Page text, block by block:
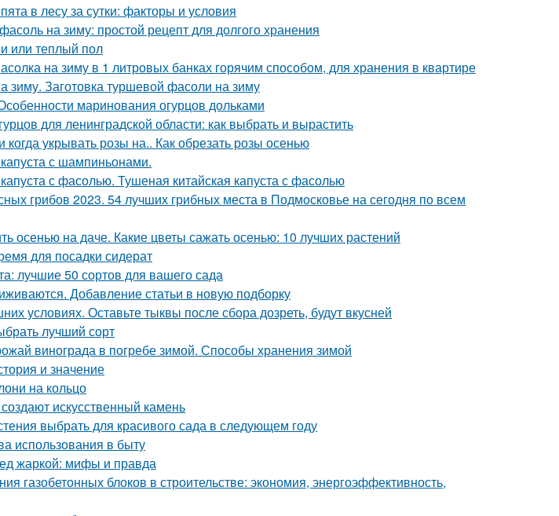
в лесу за сутки: факторы и условия
на зиму: простой рецепт для долгого хранения
или теплый пол
на зиму в 1 литровых банках горячим способом, для хранения в квартире
зиму. Заготовка туршевой фасоли на зиму
маринования огурцов дольками
для ленинградской области: как выбрать и вырастить
когда укрывать розы на.. Как обрезать розы осенью
с шампиньонами.
с фасолью. Тушеная китайская капуста с фасолью
грибов 2023. 54 лучших грибных места в Подмосковье на сегодня по всем
осенью на даче. Какие цветы сажать осенью: 10 лучших растений
для посадки сидерат
лучшие 50 сортов для вашего сада
Добавление статьи в новую подборку
условиях. Оставьте тыквы после сбора дозреть, будут вкусней
лучший сорт
винограда в погребе зимой. Способы хранения зимой
и значение
на кольцо
искусственный камень
выбрать для красивого сада в следующем году
использования в быту
жаркой: мифы и правда
газобетонных блоков в строительстве: экономия, энергоэффективность,